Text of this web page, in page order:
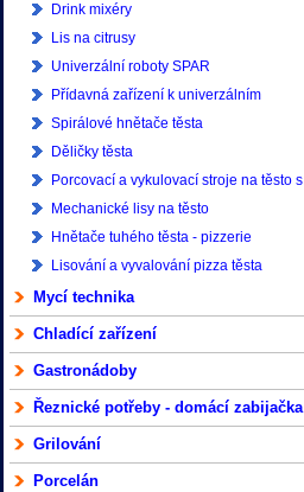
Drink mixéry
Lis na citrusy
Univerzální roboty SPAR
Přídavná zařízení k univerzálním
robotům SPAR
Spirálové hnětače těsta
Děličky těsta
Porcovací a vykulovací stroje na těsto s
příslušenstvím - pizzerie
Mechanické lisy na těsto
Hnětače tuhého těsta - pizzerie
Lisování a vyvalování pizza těsta
Mycí technika
Chladící zařízení
Gastronádoby
Řeznické potřeby - domácí zabijačka
Grilování
Porcelán